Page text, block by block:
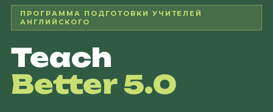
ПРОГРАММА ПОДГОТОВКИ УЧИТЕЛЕЙ
АНГЛИЙСКОГО
Teach
Better 5.0